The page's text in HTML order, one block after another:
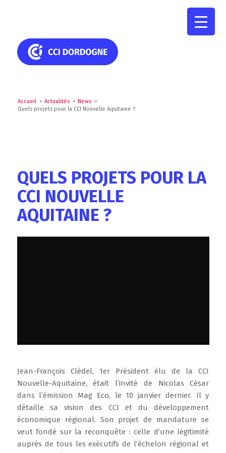
Accueil > Actualités > News >
Quels projets pour la CCI Nouvelle Aquitaine ?
QUELS PROJETS POUR LA
CCI NOUVELLE
AQUITAINE ?
Jean-François Clédel, 1er Président élu de la CCI
Nouvelle-Aquitaine, était l’invité de Nicolas César
dans l’émission Mag Eco, le 10 janvier dernier. Il y
détaille sa vision des CCI et du développement
économique régional. Son projet de mandature se
veut fondé sur la reconquête : celle d’une légitimité
auprès de tous les exécutifs de l’échelon régional et